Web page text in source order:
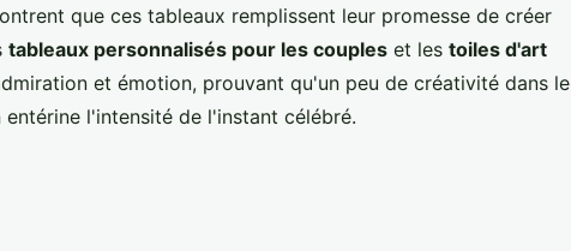
que ces tableaux remplissent leur promesse de créer
tableaux personnalisés pour les couples et les toiles d'art
et émotion, prouvant qu'un peu de créativité dans le
l'intensité de l'instant célébré.